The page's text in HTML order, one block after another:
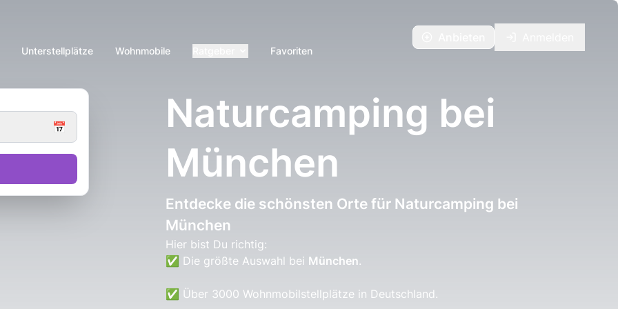
Unterstellplätze Wohnmobile Favoriten
📅
Naturcamping bei
München
Entdecke die schönsten Orte für Naturcamping bei
München
Hier bist Du richtig:
✅ Die größte Auswahl bei München.
✅ Über 3000 Wohnmobilstellplätze in Deutschland.